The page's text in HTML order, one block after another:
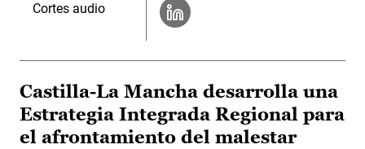
Cortes audio
Castilla-La Mancha desarrolla una
Estrategia Integrada Regional para
el afrontamiento del malestar